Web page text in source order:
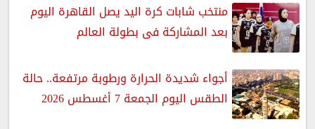
منتخب شابات كرة اليد يصل القاهرة اليوم
بعد المشاركة فى بطولة العالم
أجواء شديدة الحرارة ورطوبة مرتفعة.. حالة
الطقس اليوم الجمعة 7 أغسطس 2026